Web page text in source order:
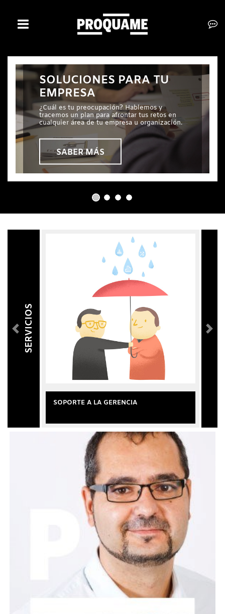
INICIO
EMPRESA
SERVICIOS
CLIENTES
CONTACTO
BOLSA DE TRABAJO
SOLUCIONES PARA TU
EMPRESA
¿Cuál es tu preocupación? Hablemos y
tracemos un plan para afrontar tus retos en
cualquier área de tu empresa u organización.
SABER MÁS
SERVICIOS
SOPORTE A LA GERENCIA